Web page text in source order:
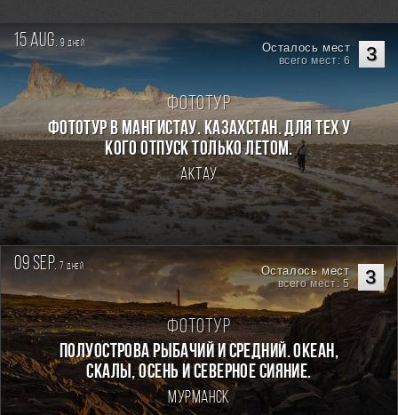
15 aug. 9дней 3
Осталось мест
всего мест: 6
Фототур
Фототур в Мангистау. Казахстан. Для тех у
кого отпуск только летом.
Актау
09 sep. 7дней 3
Осталось мест
всего мест: 5
Фототур
Полуострова Рыбачий и Средний. Океан,
скалы, осень и северное сияние.
Мурманск